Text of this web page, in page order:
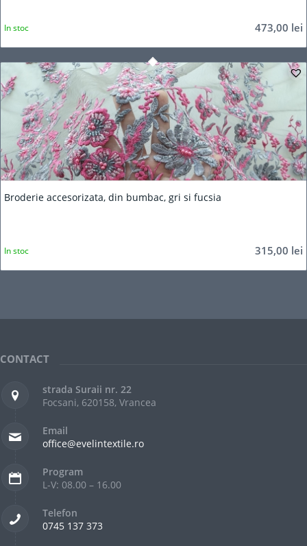
473,00 lei
In stoc
Broderie accesorizata, din bumbac, gri si fucsia
315,00 lei
In stoc
CONTACT
strada Suraii nr. 22
Focsani, 620158, Vrancea
Email
office@evelintextile.ro
Program
L-V: 08.00 – 16.00
Telefon
0745 137 373